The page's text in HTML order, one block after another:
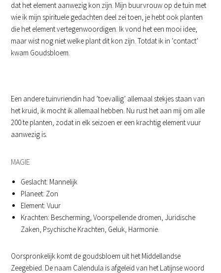
dat het element aanwezig kon zijn. Mijn buurvrouw op de tuin met
wie ik mijn spirituele gedachten deel zei toen, je hebt ook planten
die het element vertegenwoordigen. Ik vond het een mooi idee,
maar wist nog niet welke plant dit kon zijn. Totdat ik in ‘contact’
kwam Goudsbloem.
Een andere tuinvriendin had ’toevallig’ allemaal stekjes staan van
het kruid, ik mocht ik allemaal hebben. Nu rust het aan mij om alle
200 te planten, zodat in elk seizoen er een krachtig element vuur
aanwezig is.
MAGIE
Geslacht: Mannelijk
Planeet: Zon
Element: Vuur
Krachten: Bescherming, Voorspellende dromen, Juridische
Zaken, Psychische Krachten, Geluk, Harmonie.
Oorspronkelijk komt de goudsbloem uit het Middellandse
Zeegebied. De naam Calendula is afgeleid van het Latijnse woord